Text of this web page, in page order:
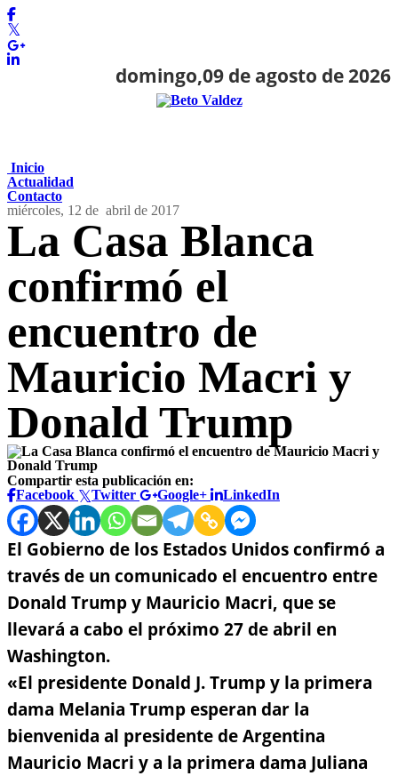
domingo,09 de agosto de 2026
Inicio
Actualidad
Contacto
miércoles, 12 de abril de 2017
La Casa Blanca
confirmó el
encuentro de
Mauricio Macri y
Donald Trump
Compartir esta publicación en:
Facebook
Twitter Google+ LinkedIn
El Gobierno de los Estados Unidos confirmó a
través de un comunicado el encuentro entre
Donald Trump y Mauricio Macri, que se
llevará a cabo el próximo 27 de abril en
Washington.
«El presidente Donald J. Trump y la primera
dama Melania Trump esperan dar la
bienvenida al presidente de Argentina
Mauricio Macri y a la primera dama Juliana